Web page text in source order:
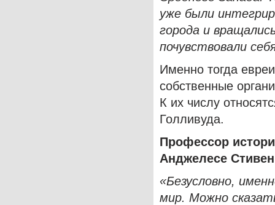
уже были
города и
почувствовали
Именно тогда
собственные
К их числу
Голливуда.
Профессор
Анджелесе
«Безусловно,
мир. Можно